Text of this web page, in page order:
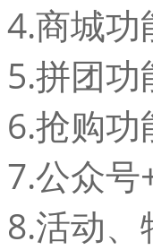
4.商城功
5.拼团功
6.抢购功
7.公众
8.活动